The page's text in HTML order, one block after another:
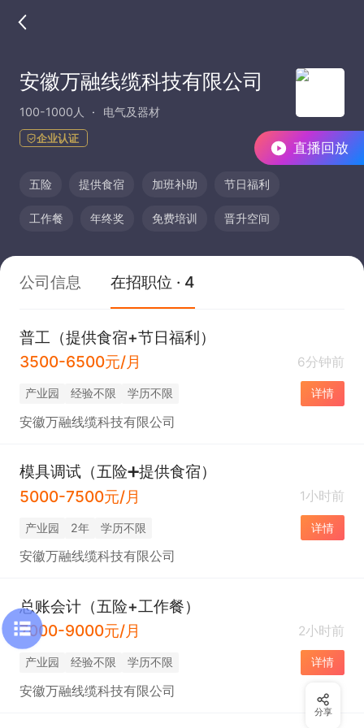
直播回放
安徽万融线缆科技有限公司
100-1000人 电气及器材
企业认证
五险 提供食宿 加班补助 节日福利
工作餐 年终奖 免费培训 晋升空间
公司信息 在招职位 · 4
普工（提供食宿+节日福利）
3500-6500元/月
6分钟前
产业园 经验不限 学历不限 详情
安徽万融线缆科技有限公司
模具调试（五险➕提供食宿）
5000-7500元/月
1小时前
产业园 2年 学历不限 详情
安徽万融线缆科技有限公司
总账会计（五险+工作餐）
7000-9000元/月
2小时前
产业园 经验不限 学历不限 详情
安徽万融线缆科技有限公司
分享